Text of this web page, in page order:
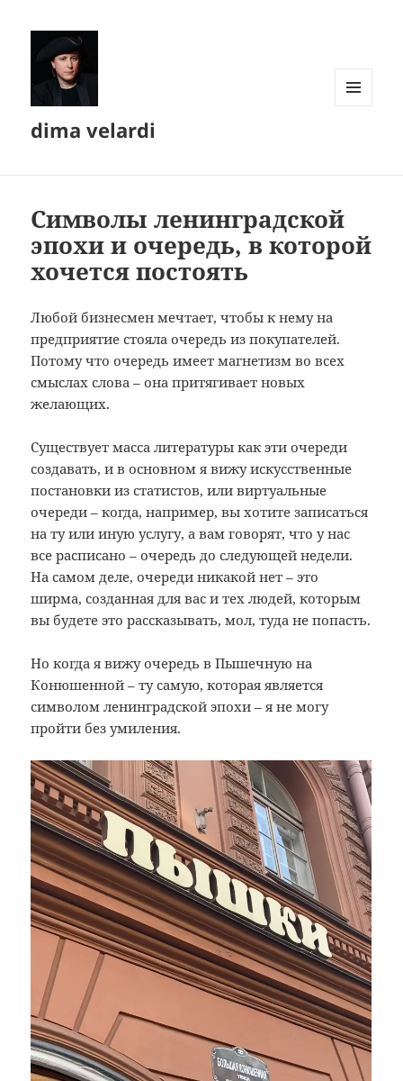
dima velardi
Символы ленинградской
эпохи и очередь, в которой
хочется постоять
Любой бизнесмен мечтает, чтобы к нему на
предприятие стояла очередь из покупателей.
Потому что очередь имеет магнетизм во всех
смыслах слова – она притягивает новых
желающих.
Существует масса литературы как эти очереди
создавать, и в основном я вижу искусственные
постановки из статистов, или виртуальные
очереди – когда, например, вы хотите записаться
на ту или иную услугу, а вам говорят, что у нас
все расписано – очередь до следующей недели.
На самом деле, очереди никакой нет – это
ширма, созданная для вас и тех людей, которым
вы будете это рассказывать, мол, туда не попасть.
Но когда я вижу очередь в Пышечную на
Конюшенной – ту самую, которая является
символом ленинградской эпохи – я не могу
пройти без умиления.